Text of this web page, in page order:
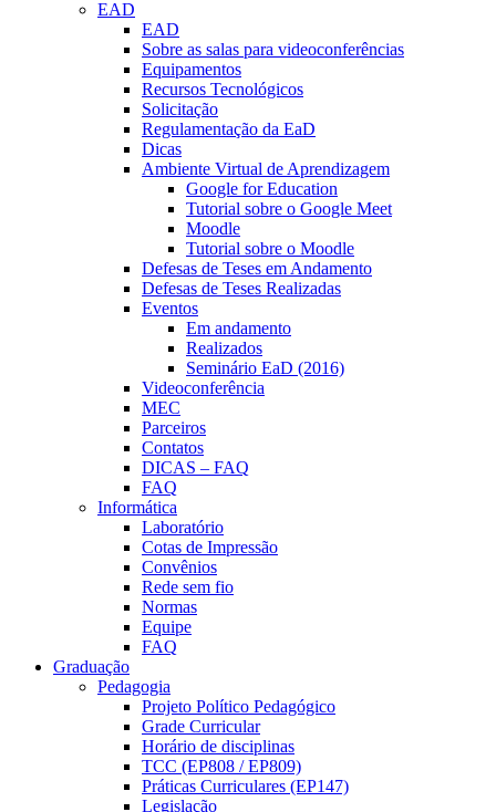
EAD
EAD
Sobre as salas para videoconferências
Equipamentos
Recursos Tecnológicos
Solicitação
Regulamentação da EaD
Dicas
Ambiente Virtual de Aprendizagem
Google for Education
Tutorial sobre o Google Meet
Moodle
Tutorial sobre o Moodle
Defesas de Teses em Andamento
Defesas de Teses Realizadas
Eventos
Em andamento
Realizados
Seminário EaD (2016)
Videoconferência
MEC
Parceiros
Contatos
DICAS – FAQ
FAQ
Informática
Laboratório
Cotas de Impressão
Convênios
Rede sem fio
Normas
Equipe
FAQ
Graduação
Pedagogia
Projeto Político Pedagógico
Grade Curricular
Horário de disciplinas
TCC (EP808 / EP809)
Práticas Curriculares (EP147)
Legislação